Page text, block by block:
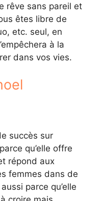
rêve sans pareil et
êtes libre de
etc. seul, en
à la
dans vos vies.
succès sur
qu’elle offre
répond aux
femmes dans de
parce qu’elle